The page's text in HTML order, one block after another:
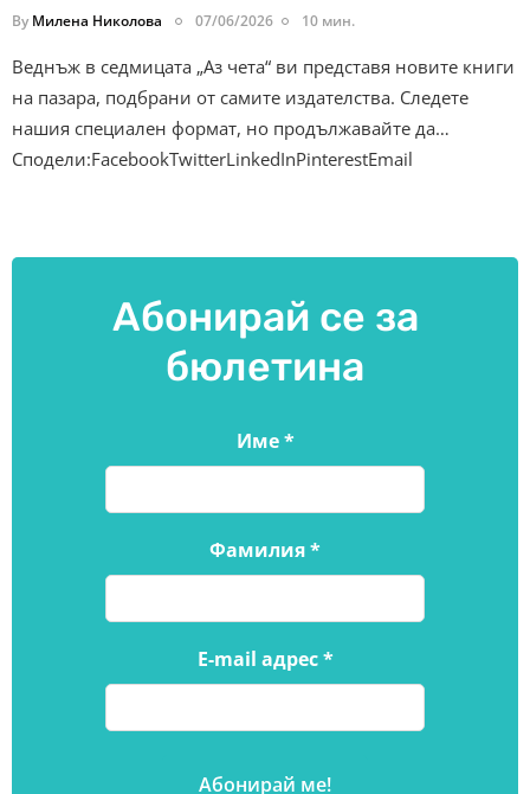
By Милена Николова 07/06/2026 10 мин.
Веднъж в седмицата „Аз чета“ ви представя новите книги
на пазара, подбрани от самите издателства. Следете
нашия специален формат, но продължавайте да…
Сподели:FacebookTwitterLinkedInPinterestEmail
Абонирай се за
бюлетина
Име*
Фамилия*
E-mail адрес*